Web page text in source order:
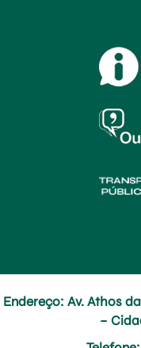
Endereço: Av. Athos
–